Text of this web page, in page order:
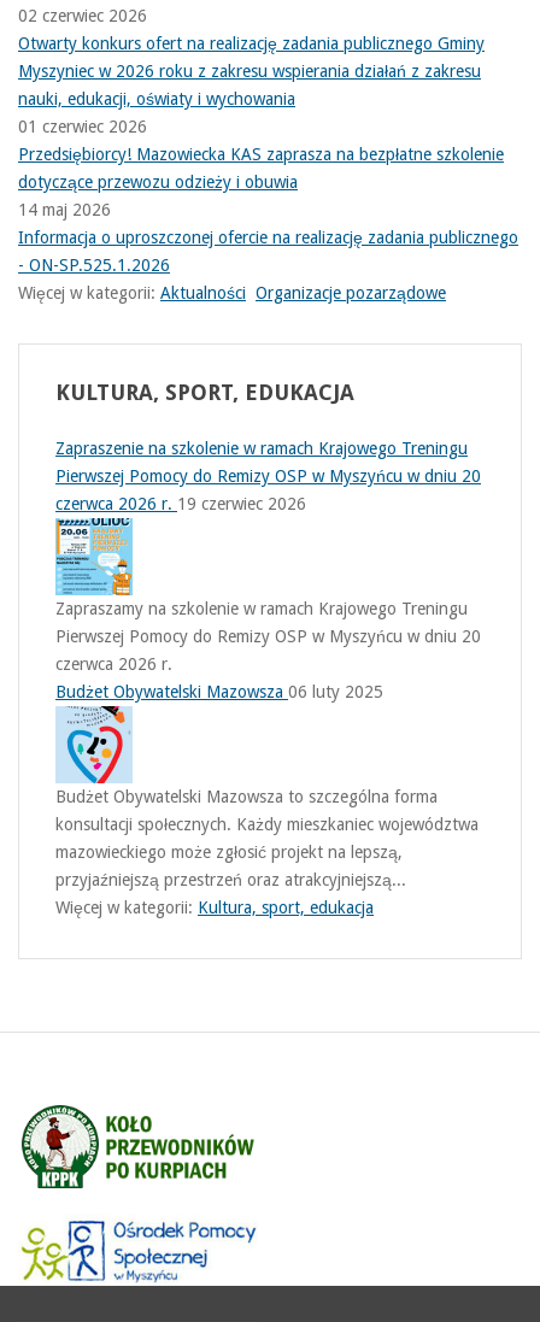
02 czerwiec 2026
Otwarty konkurs ofert na realizację zadania publicznego Gminy
Myszyniec w 2026 roku z zakresu wspierania działań z zakresu
nauki, edukacji, oświaty i wychowania
01 czerwiec 2026
Przedsiębiorcy! Mazowiecka KAS zaprasza na bezpłatne szkolenie
dotyczące przewozu odzieży i obuwia
14 maj 2026
Informacja o uproszczonej ofercie na realizację zadania publicznego
- ON-SP.525.1.2026
Więcej w kategorii: Aktualności Organizacje pozarządowe
KULTURA, SPORT, EDUKACJA
Zapraszenie na szkolenie w ramach Krajowego Treningu
Pierwszej Pomocy do Remizy OSP w Myszyńcu w dniu 20
czerwca 2026 r. 19 czerwiec 2026
Zapraszamy na szkolenie w ramach Krajowego Treningu
Pierwszej Pomocy do Remizy OSP w Myszyńcu w dniu 20
czerwca 2026 r.
Budżet Obywatelski Mazowsza 06 luty 2025
Budżet Obywatelski Mazowsza to szczególna forma
konsultacji społecznych. Każdy mieszkaniec województwa
mazowieckiego może zgłosić projekt na lepszą,
przyjaźniejszą przestrzeń oraz atrakcyjniejszą...
Więcej w kategorii: Kultura, sport, edukacja